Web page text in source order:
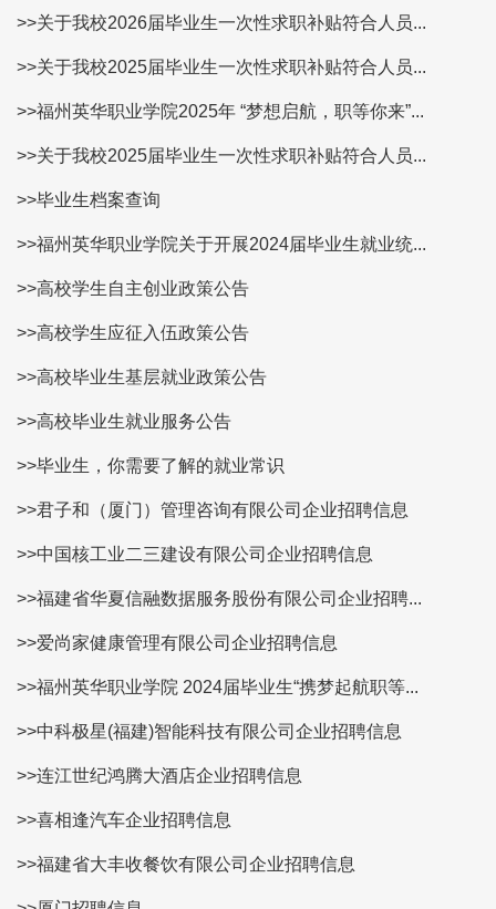
>>关于我校2026届毕业生一次性求职补贴符合人员...
>>关于我校2025届毕业生一次性求职补贴符合人员...
>>福州英华职业学院2025年 “梦想启航，职等你来”...
>>关于我校2025届毕业生一次性求职补贴符合人员...
>>毕业生档案查询
>>福州英华职业学院关于开展2024届毕业生就业统...
>>高校学生自主创业政策公告
>>高校学生应征入伍政策公告
>>高校毕业生基层就业政策公告
>>高校毕业生就业服务公告
>>毕业生，你需要了解的就业常识
>>君子和（厦门）管理咨询有限公司企业招聘信息
>>中国核工业二三建设有限公司企业招聘信息
>>福建省华夏信融数据服务股份有限公司企业招聘...
>>爱尚家健康管理有限公司企业招聘信息
>>福州英华职业学院 2024届毕业生“携梦起航职等...
>>中科极星(福建)智能科技有限公司企业招聘信息
>>连江世纪鸿腾大酒店企业招聘信息
>>喜相逢汽车企业招聘信息
>>福建省大丰收餐饮有限公司企业招聘信息